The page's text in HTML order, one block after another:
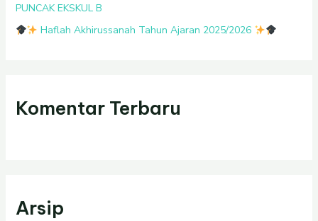
PUNCAK EKSKUL B
Haflah Akhirussanah Tahun Ajaran 2025/2026
Komentar Terbaru
Arsip